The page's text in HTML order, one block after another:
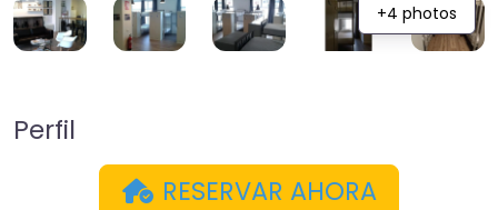
+4 photos
Perfil
RESERVAR AHORA